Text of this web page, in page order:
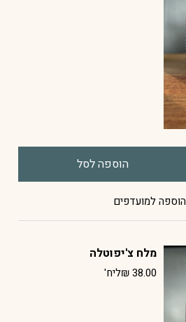
הוספה לסל
הוספה למועדפים
מלח צ'יפוטלה
₪38.00 ליח'